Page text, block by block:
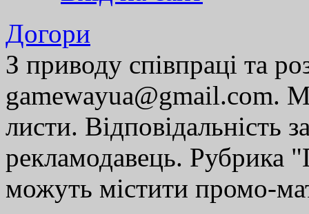
Догори
З приводу співпраці та
gamewayua@gmail.com.
листи. Відповідальність
рекламодавець. Рубрика
можуть містити промо-